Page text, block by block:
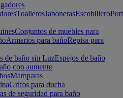
ToallerosJabonerasEscobillero
Conjuntos de muebles para
Armarios para bañoRepisa para
de baño sin LuzEspejos de baño
con aumento
Mamparas
Grifos para ducha
de seguridad para baño